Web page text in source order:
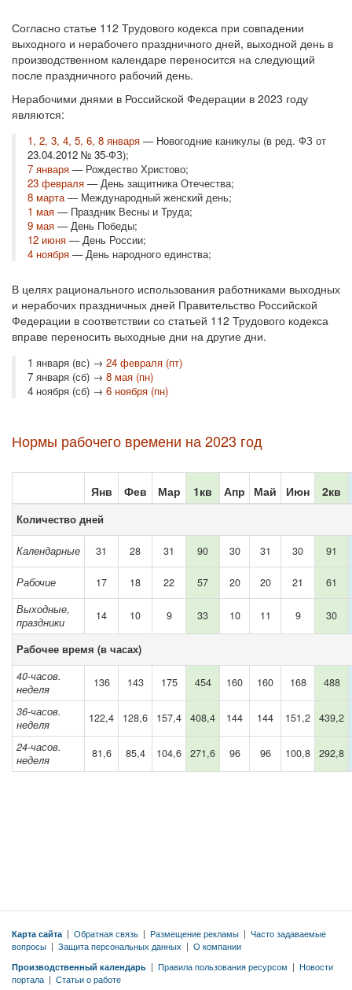
Согласно статье 112 Трудового кодекса при совпадении
выходного и нерабочего праздничного дней, выходной день в
производственном календаре переносится на следующий
после праздничного рабочий день.
Нерабочими днями в Российской Федерации в 2023 году
являются:
1, 2, 3, 4, 5, 6, 8 января — Новогодние каникулы (в ред. ФЗ от
23.04.2012 № 35-ФЗ);
7 января — Рождество Христово;
23 февраля — День защитника Отечества;
8 марта— Международный женский день;
1 мая — Праздник Весны и Труда;
9 мая — День Победы;
12 июня — День России;
4 ноября — День народного единства;
В целях рационального использования работниками выходных
и нерабочих праздничных дней Правительство Российской
Федерации в соответствии со статьей 112 Трудового кодекса
вправе переносить выходные дни на другие дни.
1 января (вс) → 24 февраля (пт)
7 января (сб) → 8 мая (пн)
4 ноября (сб) → 6 ноября (пн)
Нормы рабочего времени на 2023 год
Янв Фев Мар 1кв Апр Май Июн 2кв
Количество дней
Календарные 31 28 31 90 30 31 30 91
Рабочие 17 18 22 57 20 20 21
61
Выходные,
праздники
14 10 9 33 10 11 9 30
Рабочее время (в часах)
40-часов.
неделя
136 143 175 454 160 160 168 488
36-часов.
неделя
122,4 128,6 157,4 408,4 144 144 151,2 439,2
24-часов.
неделя
81,6 85,4 104,6 271,6 96 96 100,8 292,8
Карта сайта | Обратная связь | Размещение рекламы | Часто задаваемые
вопросы | Защита персональных данных | О компании
Производственный календарь | Правила пользования ресурсом | Новости
портала | Статьи о работе